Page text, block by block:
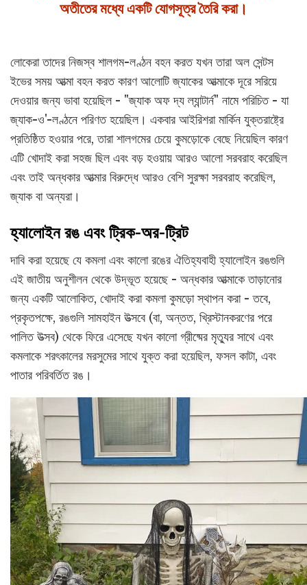
অতীতের মধ্যে একটি যোগসূত্র তৈরি করা।
লোকেরা তাদের নিজস্ব শালগম-লণ্ঠন বহন করত যখন তারা অল সেন্টস
ইভের সময় আত্মা বহন করত কারণ আলোটি জ্যাকের আত্মাকে দূরে সরিয়ে
দেওয়ার জন্য ভাবা হয়েছিল - "জ্যাক অফ দ্য ল্যান্টার্ন" নামে পরিচিত - যা
জ্যাক-ও'-লণ্ঠনে পরিণত হয়েছিল। একবার আইরিশরা মার্কিন যুক্তরাষ্ট্রে
প্রতিষ্ঠিত হওয়ার পরে, তারা শালগমের চেয়ে কুমড়োকে বেছে নিয়েছিল কারণ
এটি খোদাই করা সহজ ছিল এবং বড় হওয়ায় আরও আলো সরবরাহ করেছিল
এবং তাই অন্ধকার আত্মার বিরুদ্ধে আরও বেশি সুরক্ষা সরবরাহ করেছিল,
জ্যাক বা অন্যরা।
হ্যালোইন রঙ এবং ট্রিক-অর-ট্রিট
দাবি করা হয়েছে যে কমলা এবং কালো রঙের ঐতিহ্যবাহী হ্যালোইন রঙগুলি
এই জাতীয় অনুশীলন থেকে উদ্ভূত হয়েছে - অন্ধকার আত্মাকে তাড়ানোর
জন্য একটি আলোকিত, খোদাই করা কমলা কুমড়ো স্থাপন করা - তবে,
প্রকৃতপক্ষে, রঙগুলি সামহাইন উত্সবে (বা, অন্তত, খ্রিস্টানকরণের পরে
পালিত উত্সব) থেকে ফিরে এসেছে যখন কালো গ্রীষ্মের মৃত্যুর সাথে এবং
কমলাকে শরৎকালের মরসুমের সাথে যুক্ত করা হয়েছিল, ফসল কাটা, এবং
পাতার পরিবর্তিত রঙ।